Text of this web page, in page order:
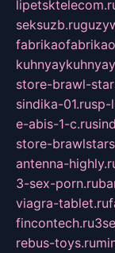
seksuzb.ru
store-brawl-
sindika-01.rusp-
e-abis-1-c.ru
store-
antenna-
3-sex-porn.ru
viagra-tablet.ru
fincontech.ru
rebus-toys.ru